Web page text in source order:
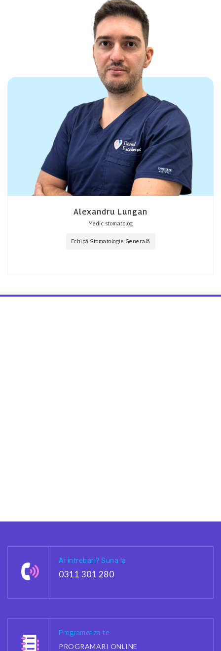
Alexandru Lungan
Medic stomatolog
Echipă Stomatologie Generală
Ai intrebari? Suna la
0311 301 280
Programeaza-te
PROGRAMARI ONLINE